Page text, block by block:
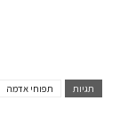
תגיות תפוחי אדמה